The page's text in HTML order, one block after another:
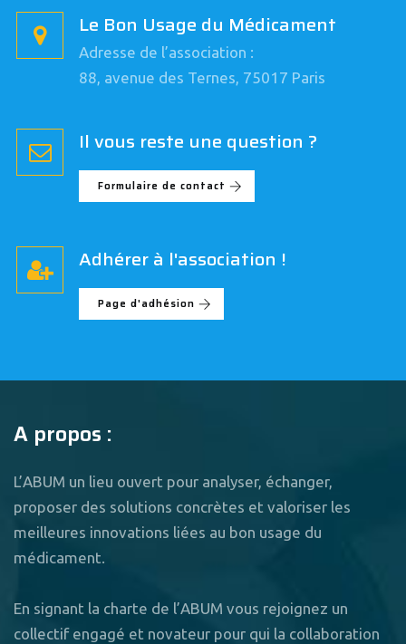
Le Bon Usage du Médicament
Adresse de l’association :
88, avenue des Ternes, 75017 Paris
Il vous reste une question ?
Formulaire de contact
Adhérer à l'association !
Page d'adhésion
A propos :
L’ABUM un lieu ouvert pour analyser, échanger,
proposer des solutions concrètes et valoriser les
meilleures innovations liées au bon usage du
médicament.
En signant la charte de l’ABUM vous rejoignez un
collectif engagé et novateur pour qui la collaboration